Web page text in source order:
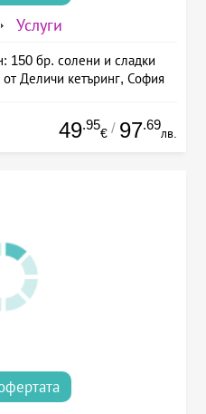
Услуги
150 бр. солени и сладки
Деличи кетъринг, София
49.95
€ / 97.69
лв.